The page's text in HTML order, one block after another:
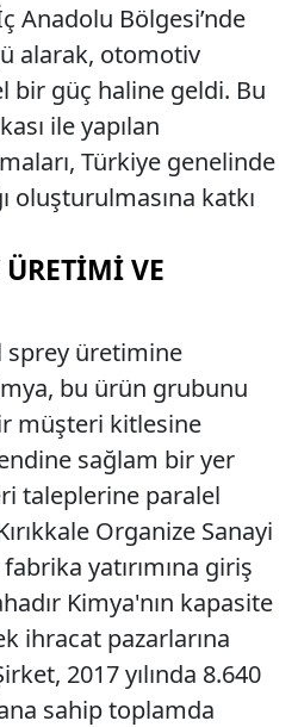
Anadolu Bölgesi’nde
alarak, otomotiv
bir güç haline geldi. Bu
ile yapılan
Türkiye genelinde
oluşturulmasına katkı
ÜRETIMI VE
sprey üretimine
bu ürün grubunu
müşteri kitlesine
sağlam bir yer
taleplerine paralel
Organize Sanayi
yatırımına giriş
Kimya'nın kapasite
ihracat pazarlarına
2017 yılında 8.640
sahip toplamda